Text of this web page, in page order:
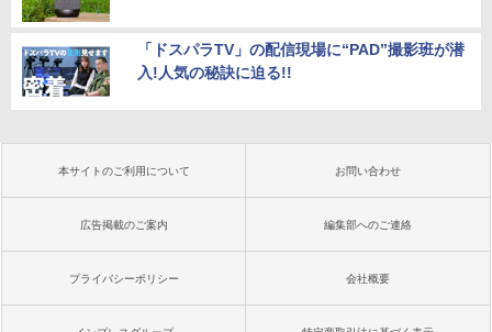
「ドスパラTV」の配信現場に“PAD”撮影班が潜
入!人気の秘訣に迫る!!
本サイトのご利用について お問い合わせ
広告掲載のご案内 編集部へのご連絡
プライバシーポリシー 会社概要